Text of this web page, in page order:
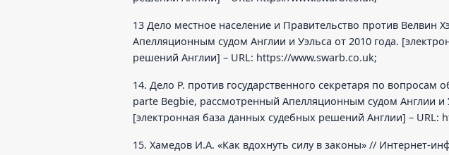
13 Дело местное население и Правительство против Велвин
Апелляционным судом Англии и Уэльса от 2010 года.
решений Англии] – URL: https://www.swarb.co.uk;
14. Дело Р. против государственного секретаря по вопросам
parte Begbie, рассмотренный Апелляционным судом Англии и
[электронная база данных судебных решений Англии] – URL:
15. Хамедов И.А. «Как вдохнуть силу в законы» // Интернет-